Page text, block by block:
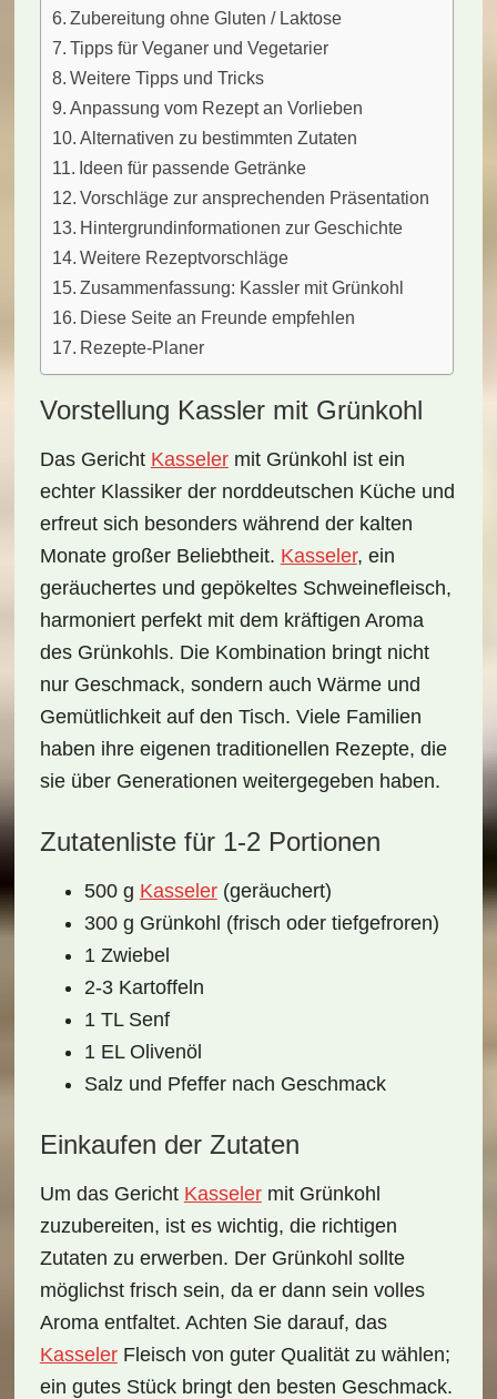
Zubereitung ohne Gluten / Laktose
Tipps für Veganer und Vegetarier
Weitere Tipps und Tricks
Anpassung vom Rezept an Vorlieben
Alternativen zu bestimmten Zutaten
Ideen für passende Getränke
Vorschläge zur ansprechenden Präsentation
Hintergrundinformationen zur Geschichte
Weitere Rezeptvorschläge
Zusammenfassung: Kassler mit Grünkohl
Diese Seite an Freunde empfehlen
Rezepte-Planer
Vorstellung Kassler mit Grünkohl
Das Gericht Kasselermit Grünkohl ist ein
echter Klassikerder norddeutschen Küche und
erfreut sich besonders während der kalten
Monate großer Beliebtheit. Kasseler, ein
geräuchertes und gepökeltes Schweinefleisch,
harmoniert perfekt mit dem kräftigen Aroma
des Grünkohls. Die Kombination bringt nicht
nur Geschmack, sondern auch Wärme und
Gemütlichkeitauf den Tisch. Viele Familien
haben ihre eigenen traditionellen Rezepte, die
sie über Generationen weitergegeben haben.
Zutatenliste für 1-2 Portionen
500 g Kasseler(geräuchert)
300 g Grünkohl (frisch oder tiefgefroren)
1 Zwiebel
2-3 Kartoffeln
1 TL Senf
1 EL Olivenöl
Salz und Pfeffer nach Geschmack
Einkaufen der Zutaten
Um das Gericht Kasselermit Grünkohl
zuzubereiten, ist es wichtig, die richtigen
Zutaten zu erwerben. Der Grünkohl sollte
möglichst frisch sein, da er dann sein volles
Aroma entfaltet. Achten Sie darauf, das
KasselerFleisch von guter Qualität zu wählen;
ein gutes Stück bringt den besten Geschmack.